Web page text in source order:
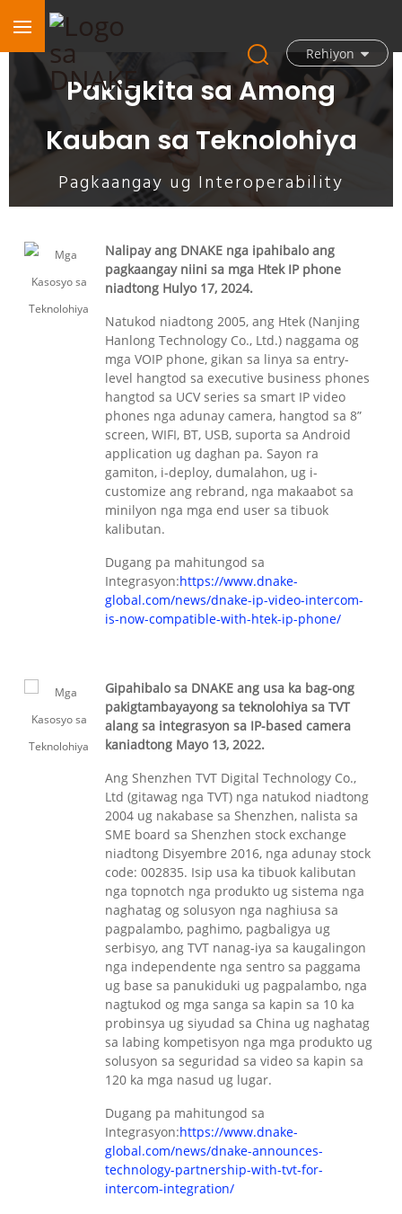
Rehiyon
Pakigkita sa Among
Kauban sa Teknolohiya
Pagkaangay ug Interoperability
Nalipay ang DNAKE nga ipahibalo ang
pagkaangay niini sa mga Htek IP phone
niadtong Hulyo 17, 2024.
Natukod niadtong 2005, ang Htek (Nanjing
Hanlong Technology Co., Ltd.) naggama og
mga VOIP phone, gikan sa linya sa entry-
level hangtod sa executive business phones
hangtod sa UCV series sa smart IP video
phones nga adunay camera, hangtod sa 8”
screen, WIFI, BT, USB, suporta sa Android
application ug daghan pa. Sayon ra
gamiton, i-deploy, dumalahon, ug i-
customize ang rebrand, nga makaabot sa
minilyon nga mga end user sa tibuok
kalibutan.
Dugang pa mahitungod sa
Integrasyon:https://www.dnake-
global.com/news/dnake-ip-video-intercom-
is-now-compatible-with-htek-ip-phone/
Gipahibalo sa DNAKE ang usa ka bag-ong
pakigtambayayong sa teknolohiya sa TVT
alang sa integrasyon sa IP-based camera
kaniadtong Mayo 13, 2022.
Ang Shenzhen TVT Digital Technology Co.,
Ltd (gitawag nga TVT) nga natukod niadtong
2004 ug nakabase sa Shenzhen, nalista sa
SME board sa Shenzhen stock exchange
niadtong Disyembre 2016, nga adunay stock
code: 002835. Isip usa ka tibuok kalibutan
nga topnotch nga produkto ug sistema nga
naghatag og solusyon nga naghiusa sa
pagpalambo, paghimo, pagbaligya ug
serbisyo, ang TVT nanag-iya sa kaugalingon
nga independente nga sentro sa paggama
ug base sa panukiduki ug pagpalambo, nga
nagtukod og mga sanga sa kapin sa 10 ka
probinsya ug siyudad sa China ug naghatag
sa labing kompetisyon nga mga produkto ug
solusyon sa seguridad sa video sa kapin sa
120 ka mga nasud ug lugar.
Dugang pa mahitungod sa
Integrasyon:https://www.dnake-
global.com/news/dnake-announces-
technology-partnership-with-tvt-for-
intercom-integration/